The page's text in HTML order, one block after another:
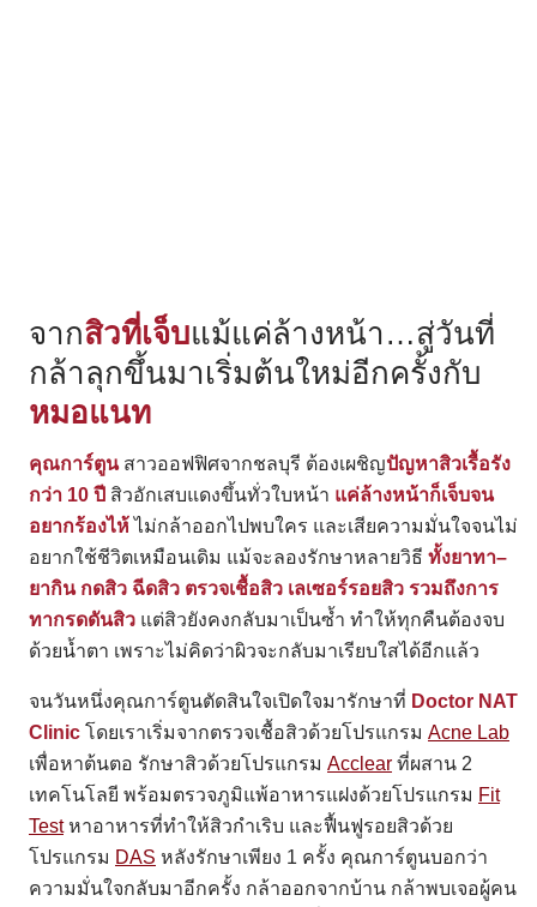
จากสิวที่เจ็บแม้แค่ล้างหน้า…สู่วันที่
กล้าลุกขึ้นมาเริ่มต้นใหม่อีกครั้งกับ
หมอแนท
คุณการ์ตูนสาวออฟฟิศจากชลบุรี ต้องเผชิญปัญหาสิวเรื้อรัง
กว่า 10 ปี สิวอักเสบแดงขึ้นทั่วใบหน้า แค่ล้างหน้าก็เจ็บจน
อยากร้องไห้ ไม่กล้าออกไปพบใคร และเสียความมั่นใจจนไม่
อยากใช้ชีวิตเหมือนเดิม แม้จะลองรักษาหลายวิธี ทั้งยาทา–
ยากิน กดสิว ฉีดสิว ตรวจเชื้อสิว เลเซอร์รอยสิว รวมถึงการ
ทากรดดันสิว แต่สิวยังคงกลับมาเป็นซ้ำ ทำให้ทุกคืนต้องจบ
ด้วยน้ำตา เพราะไม่คิดว่าผิวจะกลับมาเรียบใสได้อีกแล้ว
จนวันหนึ่งคุณการ์ตูนตัดสินใจเปิดใจมารักษาที่ Doctor NAT
Clinic โดยเราเริ่มจากตรวจเชื้อสิวด้วยโปรแกรม Acne Lab
เพื่อหาต้นตอ รักษาสิวด้วยโปรแกรม Acclear ที่ผสาน 2
เทคโนโลยี พร้อมตรวจภูมิแพ้อาหารแฝงด้วยโปรแกรม Fit
Testหาอาหารที่ทำให้สิวกำเริบ และฟื้นฟูรอยสิวด้วย
โปรแกรม DAS หลังรักษาเพียง 1 ครั้ง คุณการ์ตูนบอกว่า
ความมั่นใจกลับมาอีกครั้ง กล้าออกจากบ้าน กล้าพบเจอผู้คน